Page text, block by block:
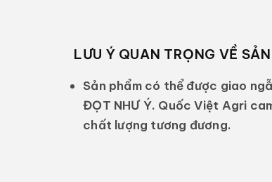
LƯU Ý QUAN TRỌNG VỀ
Sản phẩm có thể được giao
ĐỌT NHƯ Ý. Quốc Việt Agri
chất lượng tương đương.